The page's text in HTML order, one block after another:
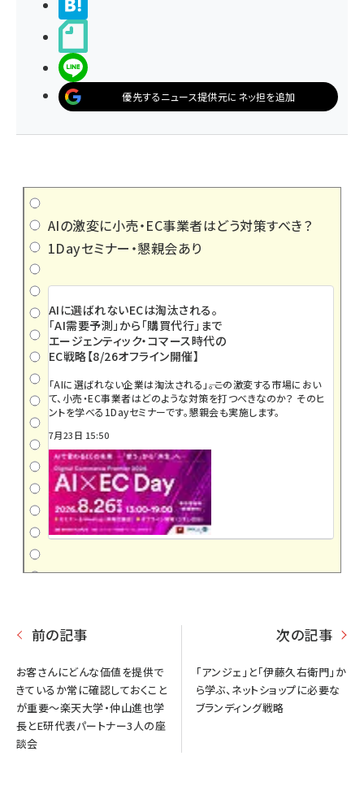
優先するニュース提供元にネッ担を追加
AIの激変に小売・EC事業者はどう対策すべき？
1Dayセミナー・懇親会あり
AIに選ばれないECは淘汰される。
「AI需要予測」から「購買代行」まで
エージェンティック・コマース時代の
EC戦略【8/26オフライン開催】
「AIに選ばれない企業は淘汰される」――。この激変する市場におい
て、小売・EC事業者はどのような対策を打つべきなのか？ そのヒ
ントを学べる1Dayセミナーです。懇親会も実施します。
7月23日 15:50
前の記事
お客さんにどんな価値を提供で
きているか常に確認しておくこと
が重要～楽天大学・仲山進也学
長とE研代表パートナー3人の座
談会
次の記事
「アンジェ」と「伊藤久右衛門」か
ら学ぶ、ネットショップに必要な
ブランディング戦略